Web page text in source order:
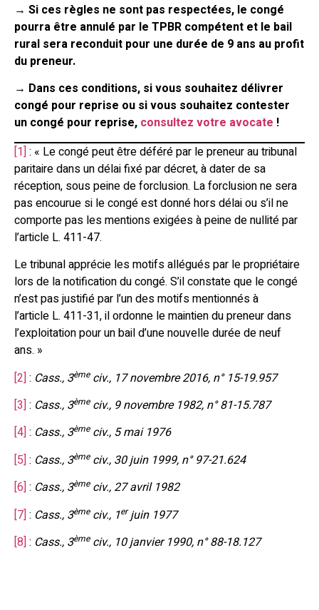
→ Si ces règles ne sont pas respectées, le congé
pourra être annulé par le TPBR compétent et le bail
rural sera reconduit pour une durée de 9 ans au profit
du preneur.
→ Dans ces conditions, si vous souhaitez délivrer
congé pour reprise ou si vous souhaitez contester
un congé pour reprise, consultez votre avocate !
[1] : « Le congé peut être déféré par le preneur au tribunal
paritaire dans un délai fixé par décret, à dater de sa
réception, sous peine de forclusion. La forclusion ne sera
pas encourue si le congé est donné hors délai ou s’il ne
comporte pas les mentions exigées à peine de nullité par
l’article L. 411-47.
Le tribunal apprécie les motifs allégués par le propriétaire
lors de la notification du congé. S’il constate que le congé
n’est pas justifié par l’un des motifs mentionnés à
l’article L. 411-31, il ordonne le maintien du preneur dans
l’exploitation pour un bail d’une nouvelle durée de neuf
ans. »
[2] : Cass., 3èmeciv., 17 novembre 2016, n° 15-19.957
[3] : Cass., 3èmeciv., 9 novembre 1982, n° 81-15.787
[4] : Cass., 3èmeciv., 5 mai 1976
[5] : Cass., 3èmeciv., 30 juin 1999, n° 97-21.624
[6] : Cass., 3èmeciv., 27 avril 1982
[7] : Cass., 3èmeciv., 1erjuin 1977
[8] : Cass., 3èmeciv., 10 janvier 1990, n° 88-18.127